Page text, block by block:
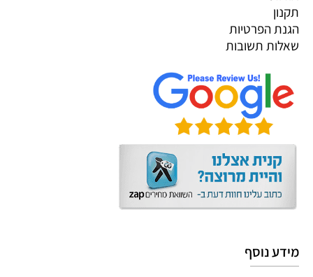
תקנון
הגנת הפרטיות
שאלות תשובות
מידע נוסף